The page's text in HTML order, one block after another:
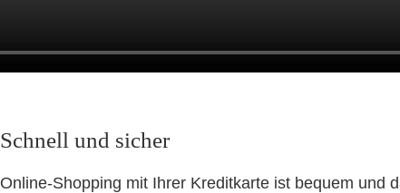
Schnell und sicher
Online-Shopping mit Ihrer Kreditkarte ist bequem und